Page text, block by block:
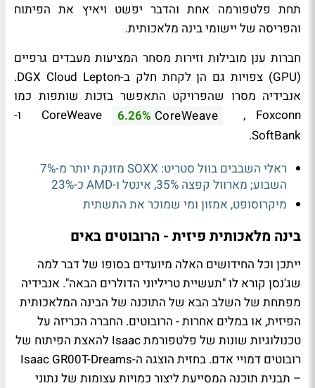
תחת פלטפורמה אחת והדבר יפשט ויאיץ את הפיתוח
והפריסה של יישומי בינה מלאכותית.
חברות ענן מובילות וזירות מסחר המציעות מעבדים גרפיים
(GPU) צפויות גם הן לקחת חלק ב-DGX Cloud Lepton.
אנבידיה מסרו שהפרויקט התאפשר בזכות שותפות כמו
CoreWeave
CoreWeave
6.26%
, Foxconn ו-
SoftBank.
ראלי השבבים בוול סטריט: SOXX מזנקת יותר מ-7%
השבוע; מארוול קפצה 35%, אינטל ו-AMD כ-23%
מיקרוסופט, אמזון ומי שמוכר את התשתית
בינה מלאכותית פיזית - הרובוטים באים
ייתכן וכל החידושים האלה מיועדים בסופו של דבר למה
שג'נסן קורא לו "תעשיית טריליוני הדולרים הבאה". אנבידיה
מפתחת של השלב הבא של התוכנה של הבינה המלאכותית
הפיזית, או במלים אחרות - הרובוטים. החברה הכריזה על
טכנולוגיות שונות של פלטפורמת Isaac להאצת הפיתוח של
רובוטים דמויי אדם. בחזית הוצגה ה-Isaac GR00T-Dreams
– תבנית תוכנה המסייעת ליצור כמויות עצומות של נתוני